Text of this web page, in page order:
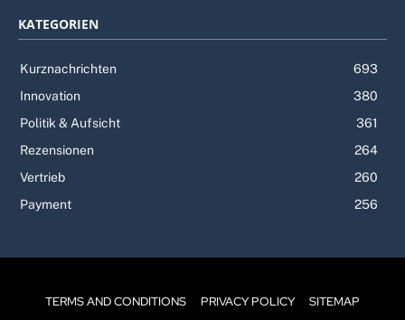
KATEGORIEN
Kurznachrichten
693
Innovation
380
Politik & Aufsicht
361
Rezensionen
264
Vertrieb
260
Payment
256
TERMS AND CONDITIONS PRIVACY POLICY SITEMAP